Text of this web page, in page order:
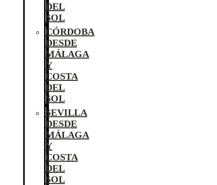
DEL
SOL
CÓRDOBA
DESDE
MÁLAGA
Y
COSTA
DEL
SOL
SEVILLA
DESDE
MÁLAGA
Y
COSTA
DEL
SOL